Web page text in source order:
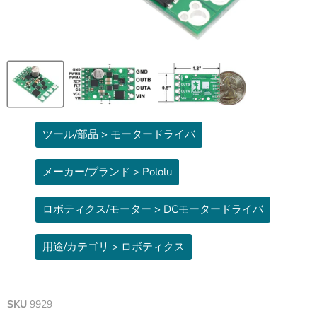
ツール/部品 > モータードライバ
メーカー/ブランド > Pololu
ロボティクス/モーター > DCモータードライバ
用途/カテゴリ > ロボティクス
SKU 9929